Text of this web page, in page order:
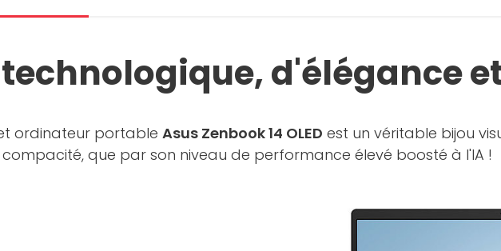
d'élégance
ordinateur portable Asus Zenbook 14 OLED est un véritable bijou
que par son niveau de performance élevé boosté à l'IA !